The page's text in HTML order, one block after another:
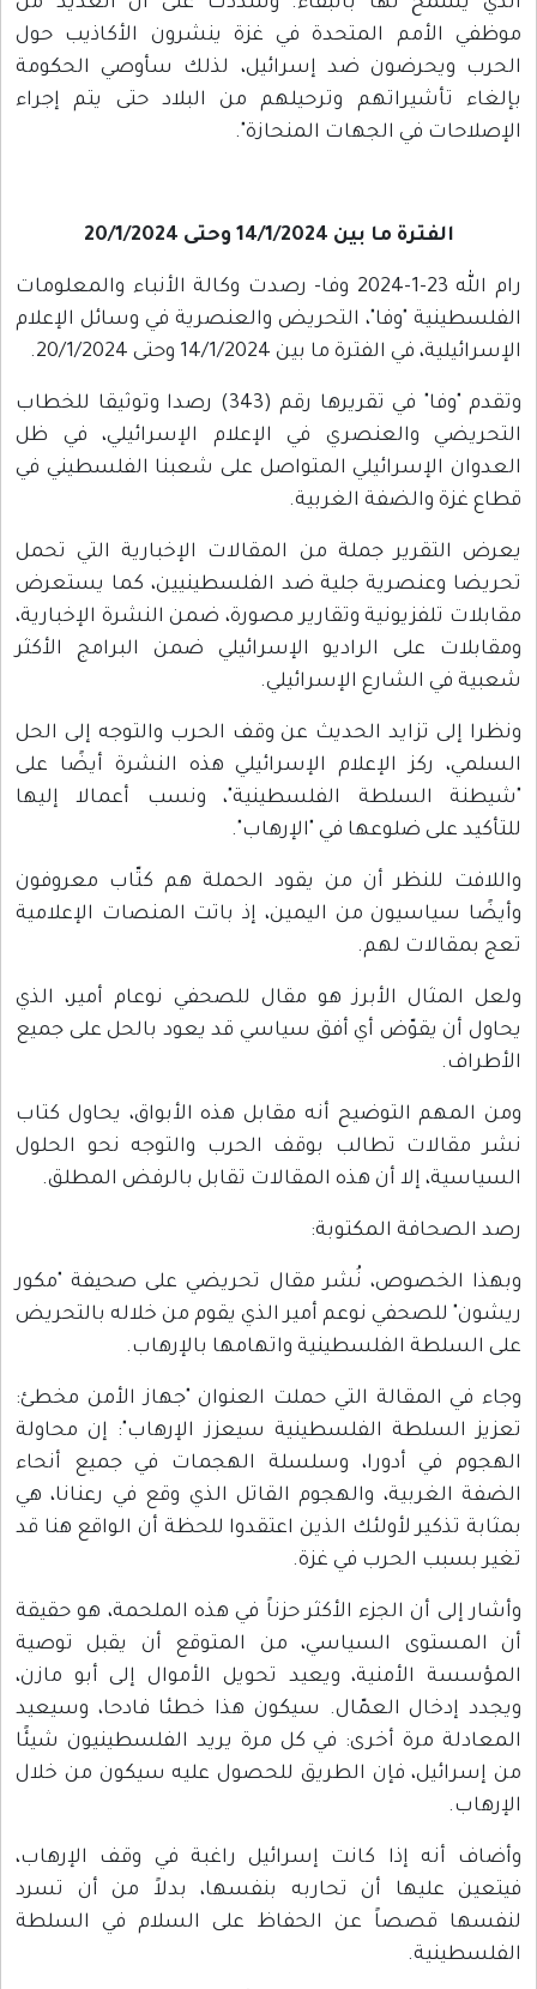
موظفي الأمم المتحدة في غزة ينشرون الأكاذيب حول
الحرب ويحرضون ضد إسرائيل، لذلك سأوصي الحكومة
بإلغاء تأشيراتهم وترحيلهم من البلاد حتى يتم إجراء
الإصلاحات في الجهات المنحازة".
الفترة ما بين 14/1/2024 وحتى 20/1/2024
رام الله 23-1-2024 وفا- رصدت وكالة الأنباء والمعلومات
الفلسطينية "وفا"، التحريض والعنصرية في وسائل الإعلام
الإسرائيلية، في الفترة ما بين 14/1/2024 وحتى 20/1/2024.
وتقدم "وفا" في تقريرها رقم (343) رصدا وتوثيقا للخطاب
التحريضي والعنصري في الإعلام الإسرائيلي، في ظل
العدوان الإسرائيلي المتواصل على شعبنا الفلسطيني في
قطاع غزة والضفة الغربية.
يعرض التقرير جملة من المقالات الإخبارية التي تحمل
تحريضا وعنصرية جلية ضد الفلسطينيين، كما يستعرض
مقابلات تلفزيونية وتقارير مصورة، ضمن النشرة الإخبارية،
ومقابلات على الراديو الإسرائيلي ضمن البرامج الأكثر
شعبية في الشارع الإسرائيلي.
ونظرا إلى تزايد الحديث عن وقف الحرب والتوجه إلى الحل
السلمي، ركز الإعلام الإسرائيلي هذه النشرة أيضًا على
"شيطنة السلطة الفلسطينية"، ونسب أعمالا إليها
للتأكيد على ضلوعها في "الإرهاب".
واللافت للنظر أن من يقود الحملة هم كتّاب معروفون
وأيضًا سياسيون من اليمين، إذ باتت المنصات الإعلامية
تعج بمقالات لهم.
ولعل المثال الأبرز هو مقال للصحفي نوعام أمير، الذي
يحاول أن يقوّض أي أفق سياسي قد يعود بالحل على جميع
الأطراف.
ومن المهم التوضيح أنه مقابل هذه الأبواق، يحاول كتاب
نشر مقالات تطالب بوقف الحرب والتوجه نحو الحلول
السياسية، إلا أن هذه المقالات تقابل بالرفض المطلق.
رصد الصحافة المكتوبة:
وبهذا الخصوص، نُشر مقال تحريضي على صحيفة "مكور
ريشون" للصحفي نوعم أمير الذي يقوم من خلاله بالتحريض
على السلطة الفلسطينية واتهامها بالإرهاب.
وجاء في المقالة التي حملت العنوان "جهاز الأمن مخطئ:
تعزيز السلطة الفلسطينية سيعزز الإرهاب": إن محاولة
الهجوم في أدورا، وسلسلة الهجمات في جميع أنحاء
الضفة الغربية، والهجوم القاتل الذي وقع في رعنانا، هي
بمثابة تذكير لأولئك الذين اعتقدوا للحظة أن الواقع هنا قد
تغير بسبب الحرب في غزة.
وأشار إلى أن الجزء الأكثر حزناً في هذه الملحمة، هو حقيقة
أن المستوى السياسي، من المتوقع أن يقبل توصية
المؤسسة الأمنية، ويعيد تحويل الأموال إلى أبو مازن،
ويجدد إدخال العمّال. سيكون هذا خطئا فادحا، وسيعيد
المعادلة مرة أخرى: في كل مرة يريد الفلسطينيون شيئًا
من إسرائيل، فإن الطريق للحصول عليه سيكون من خلال
الإرهاب.
وأضاف أنه إذا كانت إسرائيل راغبة في وقف الإرهاب،
فيتعين عليها أن تحاربه بنفسها، بدلاً من أن تسرد
لنفسها قصصاً عن الحفاظ على السلام في السلطة
الفلسطينية.